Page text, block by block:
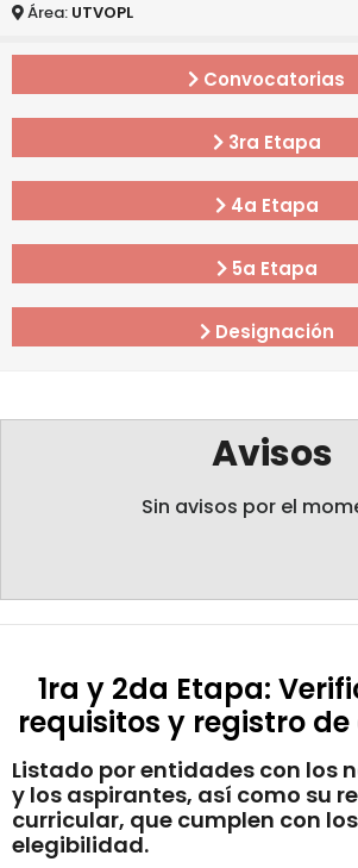
Área: UTVOPL
Convocatorias
3ra Etapa
4a Etapa
5a Etapa
Designación
Avisos
Sin avisos por el
1ra y 2da Etapa:
requisitos y registro
Listado por entidades con los
y los aspirantes, así como su
curricular, que cumplen con
elegibilidad.